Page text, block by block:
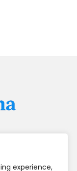
experience,
Livre, somos